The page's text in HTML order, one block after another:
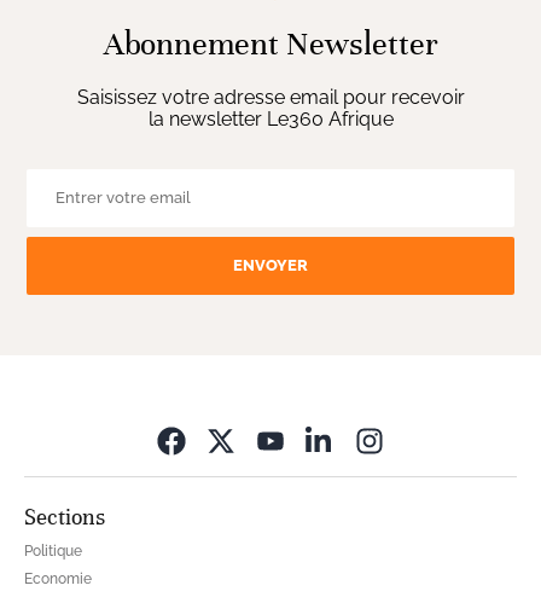
Abonnement Newsletter
Saisissez votre adresse email pour recevoir
la newsletter Le360 Afrique
ENVOYER
Sections
Politique
Economie